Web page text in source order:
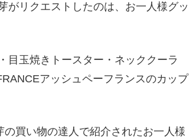
がリクエストしたのは、お一人様グッ
目玉焼きトースター・ネッククーラ
アッシュペーフランスのカップ
買い物の達人で紹介されたお一人様